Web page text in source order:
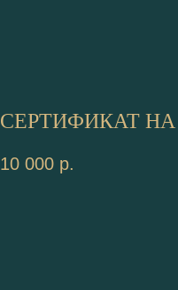
СЕРТИФИКАТ НА
10 000 р.